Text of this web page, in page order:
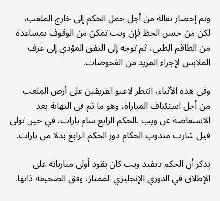
وتم إحضار نقالة من أجل حمل الحكم إلى خارج الملعب،
لكن من حسن الحظ فإن ويب تمكن من الوقوف بمساعدة
من الطاقم الطبي، ثم توجه إلى النفق المؤدي إلى غرف
الملابس لإجراء المزيد من الفحوصات.
وفي هذه الأثناء، انتظر لاعبو الفريقين على أرض الملعب
من أجل استئناف المباراة، وهو ما تم في النهاية بعد
الاستعاضة عن ويب بالحكم الرابع سام بارات، في حين تولى
فيل شارب مندوب الحكام دور الحكم الرابع بدلا من بارات.
يذكر أن الحكم ديفيد ويب كان يقود أولى مبارياته على
الإطلاق في الدوري الإنجليزي الممتاز، وفق الصحيفة ذاتها.